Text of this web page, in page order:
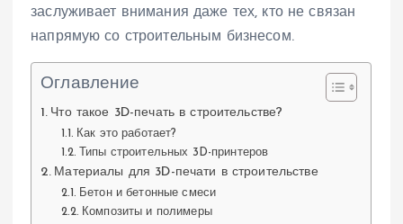
заслуживает внимания даже тех, кто не связан
напрямую со строительным бизнесом.
Оглавление
Что такое 3D-печать в строительстве?
Как это работает?
Типы строительных 3D-принтеров
Материалы для 3D-печати в строительстве
Бетон и бетонные смеси
Композиты и полимеры